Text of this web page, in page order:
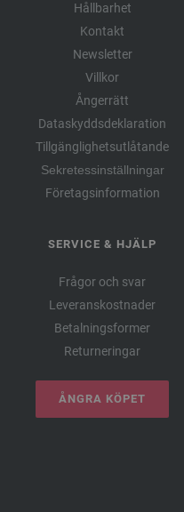
Hållbarhet
Kontakt
Newsletter
Villkor
Ångerrätt
Dataskyddsdeklaration
Tillgänglighetsutlåtande
Sekretessinställningar
Företagsinformation
SERVICE & HJÄLP
Frågor och svar
Leveranskostnader
Betalningsformer
Returneringar
ÅNGRA KÖPET